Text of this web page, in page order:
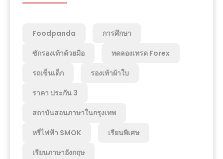
Foodpanda
การศึกษา
ซักรองเท้าด้วยมือ
ทดลองเทรด Forex
รถเข็นเด็ก
รองเท้าผ้าใบ
ราคา ประกัน 3
สถาบันสอนภาษาในกรุงเทพ
หรี่ไฟฟ้า SMOK
เรียนพิเศษ
เรียนภาษาอังกฤษ